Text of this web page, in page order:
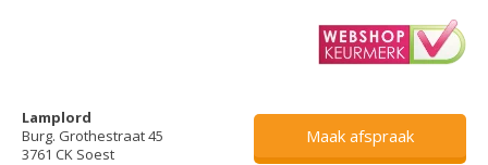
Lamplord
Burg. Grothestraat 45
3761 CK Soest
Maak afspraak